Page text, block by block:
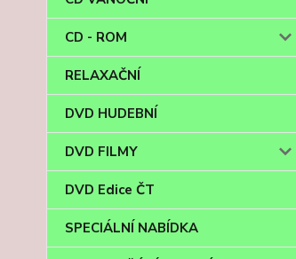
CD - ROM
RELAXAČNÍ
DVD HUDEBNÍ
DVD FILMY
DVD Edice ČT
SPECIÁLNÍ NABÍDKA